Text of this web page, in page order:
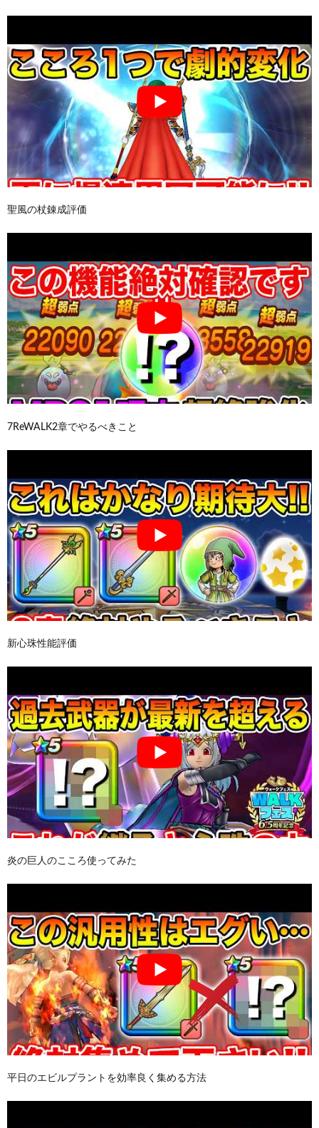
聖風の杖錬成評価
7ReWALK2章でやるべきこと
新心珠性能評価
炎の巨人のこころ使ってみた
平日のエビルプラントを効率良く集める方法